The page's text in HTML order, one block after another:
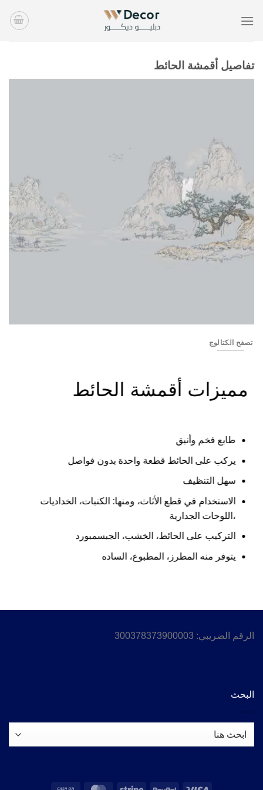
للمحتوى
تفاصيل أقمشة الحائط
تصفح الكتالوج
مميزات أقمشة الحائط
طابع فخم وأنيق
يركب على الحائط قطعة واحدة بدون فواصل
سهل التنظيف
الاستخدام في قطع الأثاث، ومنها: الكنبات، الخداديات
،اللوحات الجدارية
التركيب على الحائط، الخشب، الجبسمبورد
يتوفر منه المطرز، المطبوع، الساده
الرقم الضريبي: 300378373900003
البحث